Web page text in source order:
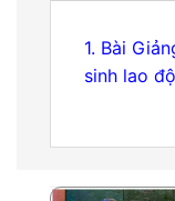
1. Bài
sinh lao